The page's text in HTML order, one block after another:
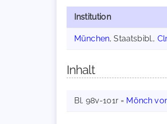
Institution
München, Staatsbibl.,
Inhalt
Bl. 98v-101r = Mönch